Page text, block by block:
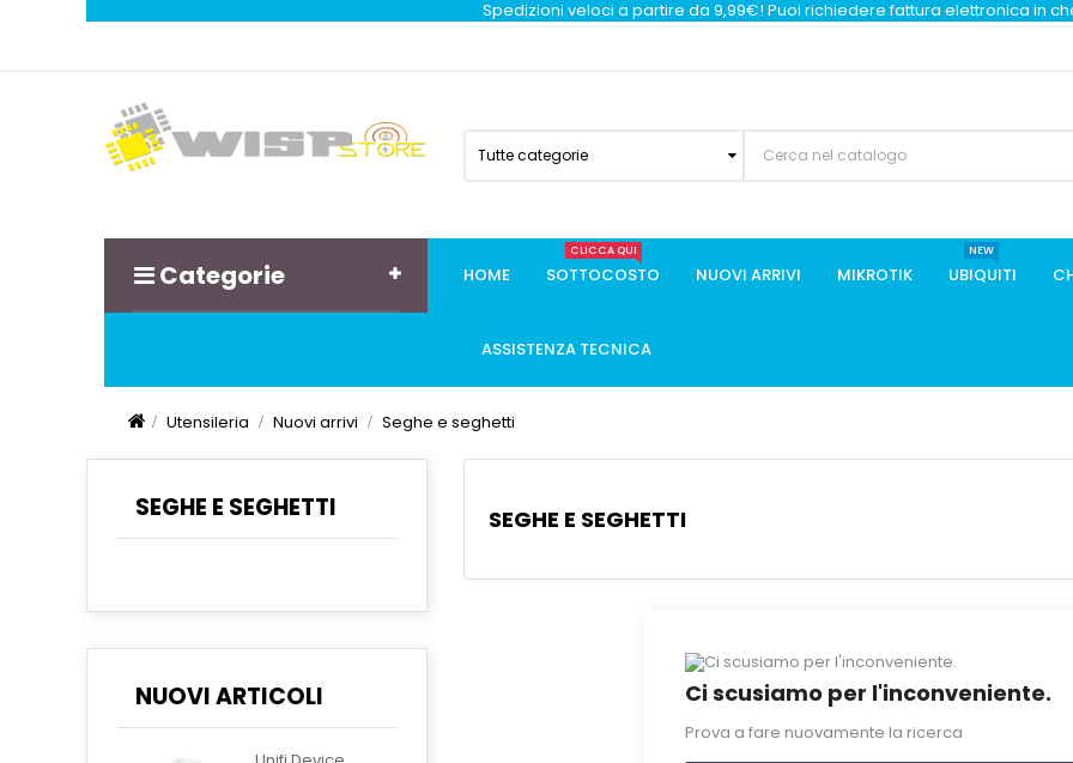
Spedizioni veloci a partire da 9,99€! Puoi richiedere fattura elettronica in
Tutte categorie
Categorie HOME SOTTOCOSTO
CLICCA QUI
NUOVI ARRIVI MIKROTIK UBIQUITI
NEW
ASSISTENZA TECNICA
Utensileria Nuovi arrivi Seghe e seghetti
SEGHE E SEGHETTI
NUOVI ARTICOLI
SEGHE E SEGHETTI
Ci scusiamo per l'inconveniente.
Prova a fare nuovamente la ricerca